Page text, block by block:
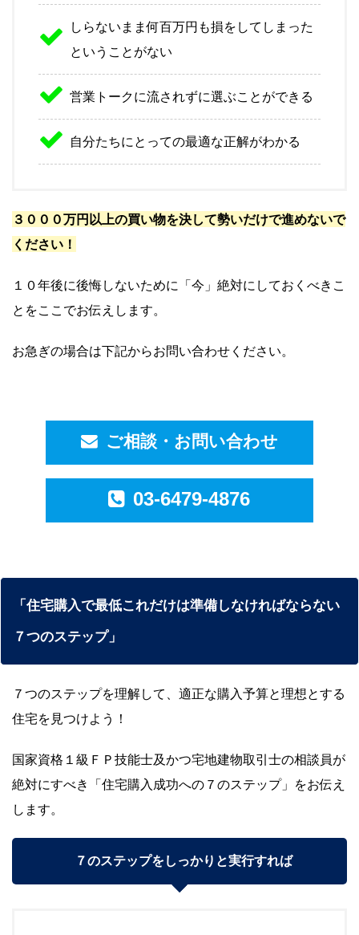
しらないまま何百万円も損をしてしまった
ということがない
営業トークに流されずに選ぶことができる
自分たちにとっての最適な正解がわかる
３０００万円以上の買い物を決して勢いだけで進めないで
ください！
１０年後に後悔しないために「今」絶対にしておくべきこ
とをここでお伝えします。
お急ぎの場合は下記からお問い合わせください。
ご相談・お問い合わせ
03-6479-4876
「住宅購入で最低これだけは準備しなければならない
７つのステップ」
７つのステップを理解して、適正な購入予算と理想とする
住宅を見つけよう！
国家資格１級ＦＰ技能士及かつ宅地建物取引士の相談員が
絶対にすべき「住宅購入成功への７のステップ」をお伝え
します。
７のステップをしっかりと実行すれば